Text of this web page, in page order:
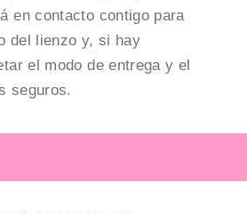
en contacto contigo para
del lienzo y, si hay
el modo de entrega y el
seguros.